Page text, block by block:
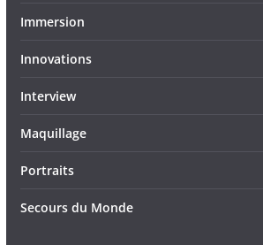
Immersion
Innovations
Interview
Maquillage
Portraits
Secours du Monde